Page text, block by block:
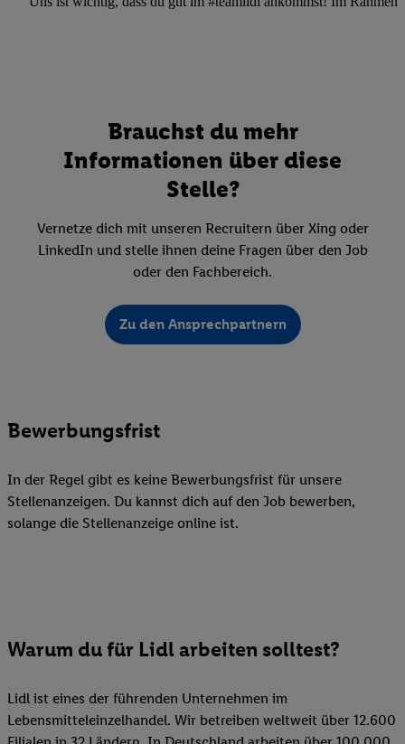
Brauchst du mehr
Informationen über diese
Stelle?
Vernetze dich mit unseren Recruitern über Xing oder
LinkedIn und stelle ihnen deine Fragen über den Job
oder den Fachbereich.
Zu den Ansprechpartnern
Bewerbungsfrist
In der Regel gibt es keine Bewerbungsfrist für unsere
Stellenanzeigen. Du kannst dich auf den Job bewerben,
solange die Stellenanzeige online ist.
Warum du für Lidl arbeiten solltest?
Lidl ist eines der führenden Unternehmen im
Lebensmitteleinzelhandel. Wir betreiben weltweit über 12.600